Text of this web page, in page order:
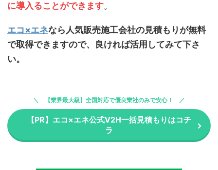
に導入ることができます。
エコ×エネなら人気販売施工会社の見積もりが無料
で取得できますので、良ければ活用してみて下さ
い。
【業界最大級】全国対応で優良業社のみで安心！
【PR】エコ×エネ公式V2H一括見積もりはコチ
ラ